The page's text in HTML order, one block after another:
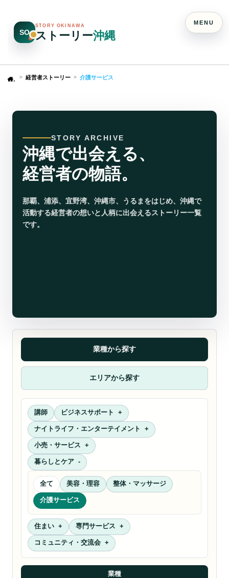
SO
STORY OKINAWA
ストーリー沖縄
Home 経営者ストーリー 介護サービス
STORY ARCHIVE
沖縄で出会える、
経営者の物語。
那覇、浦添、宜野湾、沖縄市、うるまをはじめ、沖縄で
活動する経営者の想いと人柄に出会えるストーリー一覧
です。
業種から探す
エリアから探す
講師 ビジネスサポート
ナイトライフ・エンターテイメント
小売・サービス
暮らしとケア
全て 美容・理容 整体・マッサージ
介護サービス
住まい 専門サービス
コミュニティ・交流会
業種
MENU